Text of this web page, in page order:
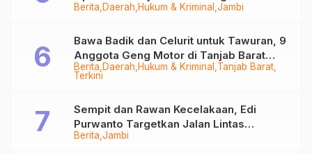
Berita Daerah Hukum & Kriminal Jambi
Berita Daerah Hukum & Kriminal Tanjab Barat
Terkini
Bawa Badik dan Celurit untuk Tawuran, 9
Anggota Geng Motor di Tanjab Barat
Diringkus
Berita Jambi
Sempit dan Rawan Kecelakaan, Edi
Purwanto Targetkan Jalan Lintas
Tungkal-Jambi Mulus di 2028